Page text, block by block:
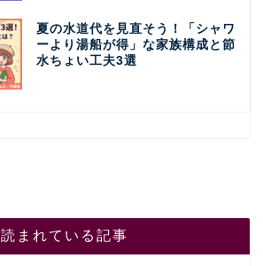
夏の水道代を見直そう！「シャワ
ーより湯船が得」な家族構成と節
水ちょい工夫3選
読まれている記事